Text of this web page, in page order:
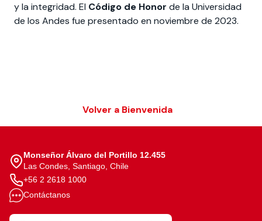
y la integridad. El Código de Honor de la Universidad
de los Andes fue presentado en noviembre de 2023.
Volver a Bienvenida
Monseñor Álvaro del Portillo 12.455
Las Condes, Santiago, Chile
+56 2 2618 1000
Contáctanos